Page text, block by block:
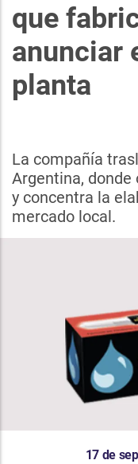
que
anunciar
planta
La compañía
Argentina, donde
y concentra la
mercado local.
17 de